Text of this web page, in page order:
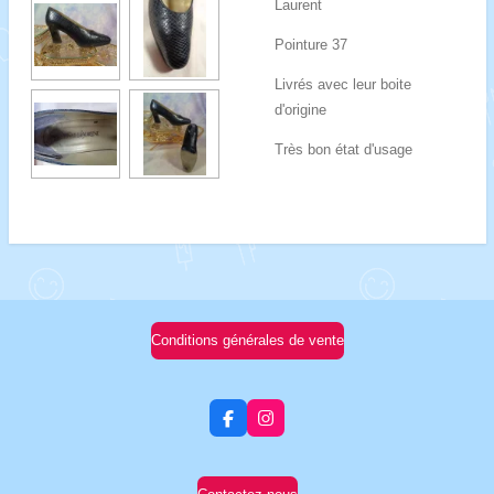
Laurent
Pointure 37
Livrés avec leur boite
d'origine
Très bon état d'usage
Conditions générales de vente
F
a
e
b
I
n
t
a